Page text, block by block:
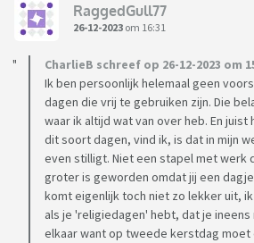
RaggedGull77
26-12-2023 om 16:31
CharlieB schreef op 26-12-2023 om
Ik ben persoonlijk helemaal geen
dagen die vrij te gebruiken zijn. Die
waar ik altijd wat van over heb. En
dit soort dagen, vind ik, is dat in mijn
even stilligt. Niet een stapel met werk
groter is geworden omdat jij een
komt eigenlijk toch niet zo lekker uit,
als je 'religiedagen' hebt, dat je
elkaar want op tweede kerstdag